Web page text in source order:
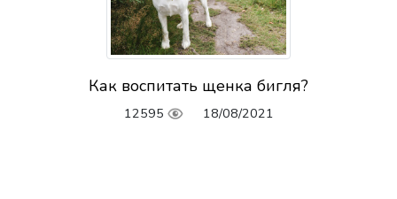
Как воспитать щенка бигля?
12595 18/08/2021